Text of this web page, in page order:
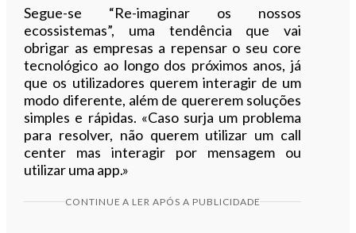
Segue-se “Re-imaginar os nossos
ecossistemas”, uma tendência que vai
obrigar as empresas a repensar o seu core
tecnológico ao longo dos próximos anos, já
que os utilizadores querem interagir de um
modo diferente, além de quererem soluções
simples e rápidas. «Caso surja um problema
para resolver, não querem utilizar um call
center mas interagir por mensagem ou
utilizar uma app.»
CONTINUE A LER APÓS A PUBLICIDADE